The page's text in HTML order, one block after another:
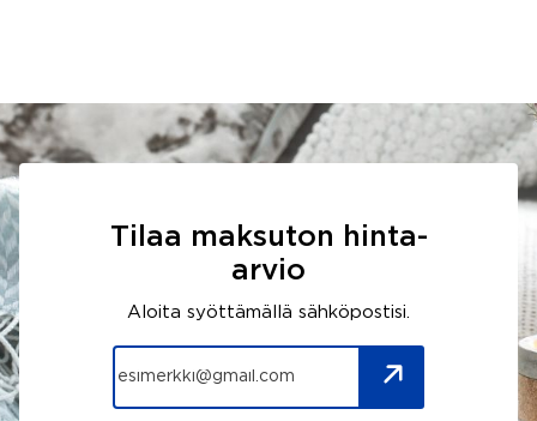
Tilaa maksuton hinta-
arvio
Aloita syöttämällä sähköpostisi.